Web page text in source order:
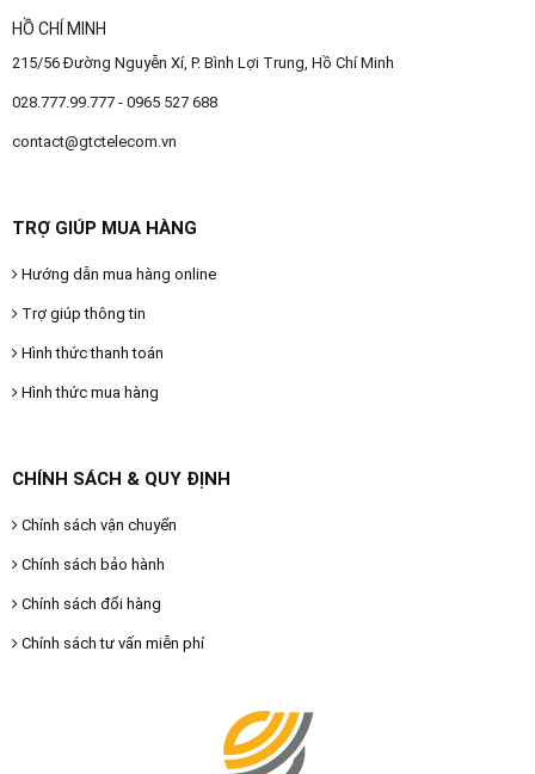
HỒ CHÍ MINH
215/56 Đường Nguyễn Xí, P. Bình Lợi Trung, Hồ Chí Minh
028.777.99.777 - 0965 527 688
contact@gtctelecom.vn
TRỢ GIÚP MUA HÀNG
Hướng dẫn mua hàng online
Trợ giúp thông tin
Hình thức thanh toán
Hình thức mua hàng
CHÍNH SÁCH & QUY ĐỊNH
Chính sách vận chuyển
Chính sách bảo hành
Chính sách đổi hàng
Chính sách tư vấn miễn phí